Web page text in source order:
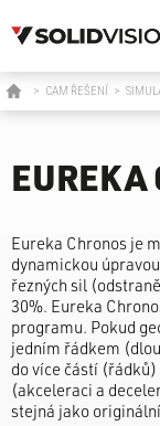
> CAM ŘEŠENÍ >
EUREKA
Eureka Chronos je
dynamickou
řezných sil
30%. Eureka
programu. Pokud
jedním řádkem
do více částí
(akceleraci a
stejná jako